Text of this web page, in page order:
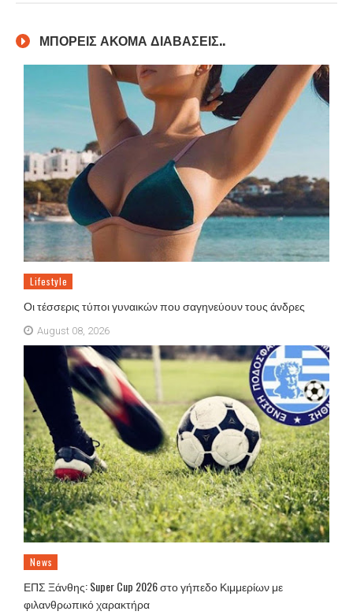
ΜΠΟΡΕΙΣ ΑΚΟΜΑ ΔΙΑΒΑΣΕΙΣ..
Lifestyle
Οι τέσσερις τύποι γυναικών που σαγηνεύουν τους άνδρες
August 08, 2026
News
ΕΠΣ Ξάνθης: Super Cup 2026 στο γήπεδο Κιμμερίων με
φιλανθρωπικό χαρακτήρα